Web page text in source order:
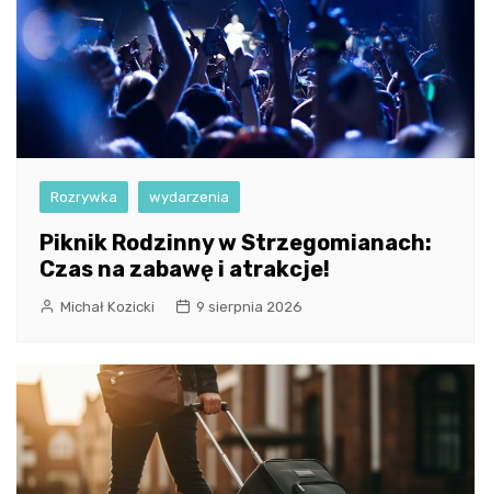
Rozrywka wydarzenia
Piknik Rodzinny w Strzegomianach:
Czas na zabawę i atrakcje!
Michał Kozicki 9 sierpnia 2026